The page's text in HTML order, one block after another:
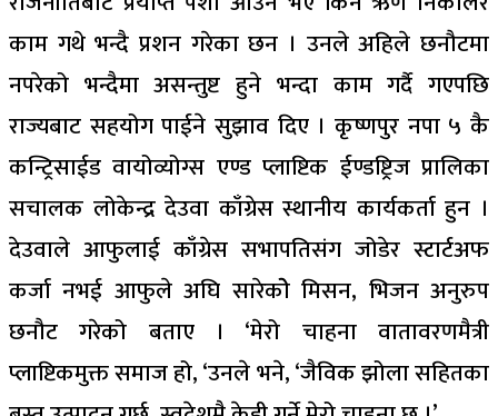
काम गथे भन्दै प्रशन गरेका छन । उनले अहिले छनौटमा
नपरेको भन्दैमा असन्तुष्ट हुने भन्दा काम गर्दै गएपछि
राज्यबाट सहयोग पाईने सुझाव दिए । कृष्णपुर नपा ५ कै
कन्ट्रिसाईड वायोव्योग्स एण्ड प्लाष्टिक ईण्डष्ट्रिज प्रालिका
सचालक लोकेन्द्र देउवा काँग्रेस स्थानीय कार्यकर्ता हुन ।
देउवाले आफुलाई काँग्रेस सभापतिसंग जोडेर स्टार्टअफ
कर्जा नभई आफुले अघि सारेकोे मिसन, भिजन अनुरुप
छनौट गरेको बताए । ‘मेरो चाहना वातावरणमैत्री
प्लाष्टिकमुक्त समाज हो, ‘उनले भने, ‘जैविक झोला सहितका